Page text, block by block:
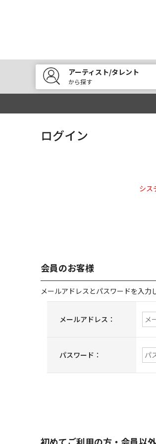
アーティスト/タレント
から探す
ログイン
シス
会員のお客様
メールアドレスとパスワードを入力
メールアドレス：
パスワード：